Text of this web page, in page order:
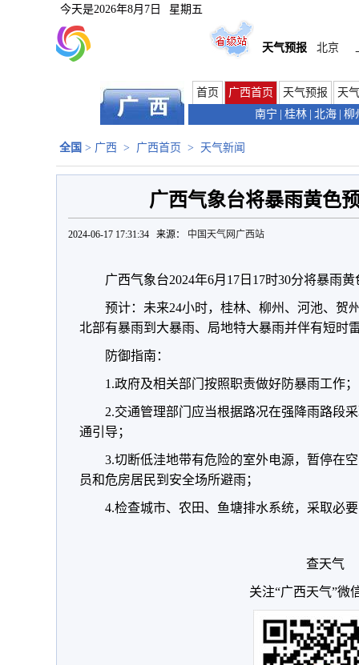
今天是2026年8月7日 星期五
天气预报 北京
首页 广西首页 天气预报
天
南宁
桂林 北海 柳
全国 > 广西 > 广西首页 > 天气新闻
广西气象台将暴雨黄色
2024-06-17 17:31:34 来源： 中国天气网广西站
广西气象台2024年6月17日17时30分将暴雨
预计：未来24小时，桂林、柳州、河池、贺
北部有暴雨到大暴雨、局地特大暴雨并伴有短时
防御指南：
1.政府及相关部门按照职责做好防暴雨工作；
2.交通管理部门应当根据路况在强降雨路段
通引导；
3.切断低洼地带有危险的室外电源，暂停在
员和危房居民到安全场所避雨；
4.检查城市、农田、鱼塘排水系统，采取必
查天气
关注“广西天气”微